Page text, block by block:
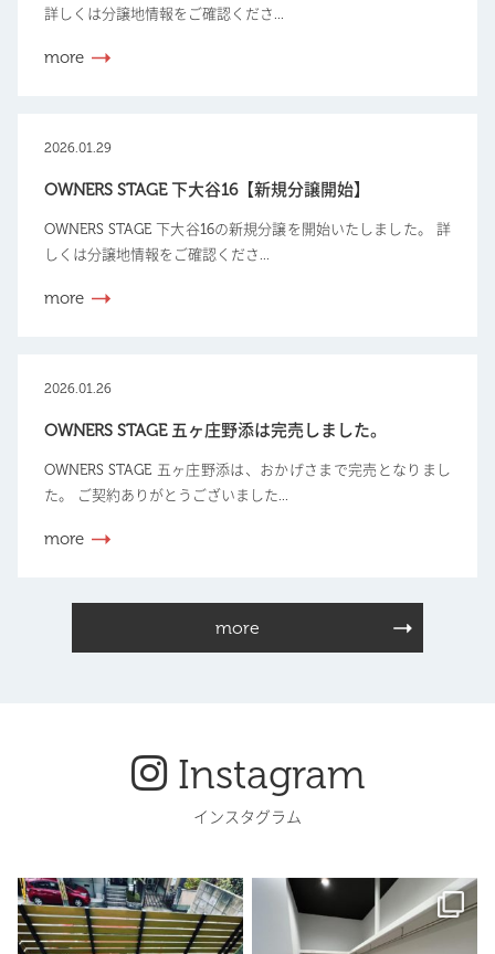
詳しくは分譲地情報をご確認くださ...
more
2026.01.29
OWNERS STAGE 下大谷16【新規分譲開始】
OWNERS STAGE 下大谷16の新規分譲を開始いたしました。 詳
しくは分譲地情報をご確認くださ...
more
2026.01.26
OWNERS STAGE 五ヶ庄野添は完売しました。
OWNERS STAGE 五ヶ庄野添は、おかげさまで完売となりまし
た。 ご契約ありがとうございました...
more
more
Instagram
インスタグラム